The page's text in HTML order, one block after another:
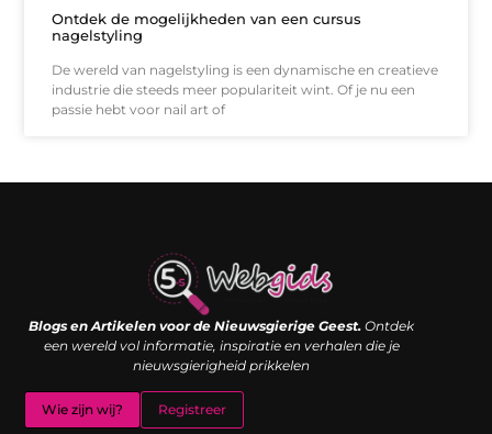
Ontdek de mogelijkheden van een cursus
nagelstyling
De wereld van nagelstyling is een dynamische en creatieve
industrie die steeds meer populariteit wint. Of je nu een
passie hebt voor nail art of
Blogs en Artikelen voor de Nieuwsgierige Geest. Ontdek
een wereld vol informatie, inspiratie en verhalen die je
nieuwsgierigheid prikkelen
Wie zijn wij? Registreer